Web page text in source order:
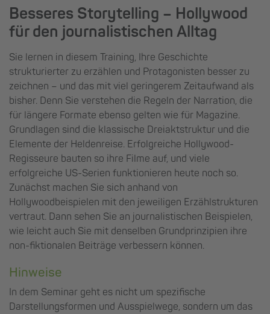
Besseres Storytelling – Hollywood
für den journalistischen Alltag
Sie lernen in diesem Training, Ihre Geschichte
strukturierter zu erzählen und Protagonisten besser zu
zeichnen – und das mit viel geringerem Zeitaufwand als
bisher. Denn Sie verstehen die Regeln der Narration, die
für längere Formate ebenso gelten wie für Magazine.
Grundlagen sind die klassische Dreiaktstruktur und die
Elemente der Heldenreise. Erfolgreiche Hollywood-
Regisseure bauten so ihre Filme auf, und viele
erfolgreiche US-Serien funktionieren heute noch so.
Zunächst machen Sie sich anhand von
Hollywoodbeispielen mit den jeweiligen Erzählstrukturen
vertraut. Dann sehen Sie an journalistischen Beispielen,
wie leicht auch Sie mit denselben Grundprinzipien ihre
non-fiktionalen Beiträge verbessern können.
Hinweise
In dem Seminar geht es nicht um spezifische
Darstellungsformen und Ausspielwege, sondern um das